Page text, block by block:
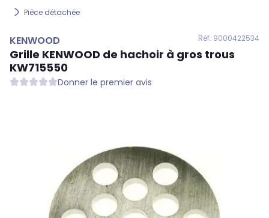
Pièce détachée
KENWOOD Réf. 9000422534
Grille KENWOOD de hachoir à gros trous
KW715550
Donner le premier avis